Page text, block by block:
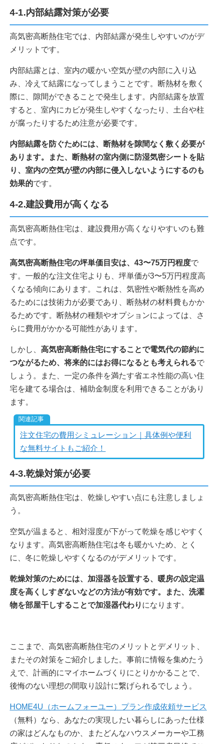
4-1.内部結露対策が必要
高気密高断熱住宅では、内部結露が発生しやすいのがデ
メリットです。
内部結露とは、室内の暖かい空気が壁の内部に入り込
み、冷えて結露になってしまうことです。断熱材を敷く
際に、隙間ができることで発生します。内部結露を放置
すると、室内にカビが発生しやすくなったり、土台や柱
が腐ったりするため注意が必要です。
内部結露を防ぐためには、断熱材を隙間なく敷く必要が
あります。また、断熱材の室内側に防湿気密シートを貼
り、室内の空気が壁の内部に侵入しないようにするのも
効果的です。
4-2.建設費用が高くなる
高気密高断熱住宅は、建設費用が高くなりやすいのも難
点です。
高気密高断熱住宅の坪単価目安は、43〜75万円程度で
す。一般的な注文住宅よりも、坪単価が3〜5万円程度高
くなる傾向にあります。これは、気密性や断熱性を高め
るためには技術力が必要であり、断熱材の材料費もかか
るためです。断熱材の種類やオプションによっては、さ
らに費用がかかる可能性があります。
しかし、 高気密高断熱住宅にすることで電気代の節約に
つながるため、将来的にはお得になるとも考えられるで
しょう。また、一定の条件を満たす省エネ性能の高い住
宅を建てる場合は、補助金制度を利用できることがあり
ます。
注文住宅の費用シミュレーション｜具体例や便利
な無料サイトもご紹介！
4-3.乾燥対策が必要
高気密高断熱住宅は、乾燥しやすい点にも注意しましょ
う。
空気が温まると、相対湿度が下がって乾燥を感じやすく
なります。高気密高断熱住宅は冬も暖かいため、とく
に、冬に乾燥しやすくなるのがデメリットです。
乾燥対策のためには、加湿器を設置する、暖房の設定温
度を高くしすぎないなどの方法が有効です。また、洗濯
物を部屋干しすることで加湿器代わり になります。
ここまで、高気密高断熱住宅のメリットとデメリット、
またその対策をご紹介しました。事前に情報を集めたう
えで、計画的にマイホームづくりにとりかかることで、
後悔のない理想の間取り設計に繋げられるでしょう。
HOME4U（ホームフォーユー）プラン作成依頼サービス
（無料）なら、あなたの実現したい暮らしにあった仕様
の家はどんなものか、またどんなハウスメーカーや工務